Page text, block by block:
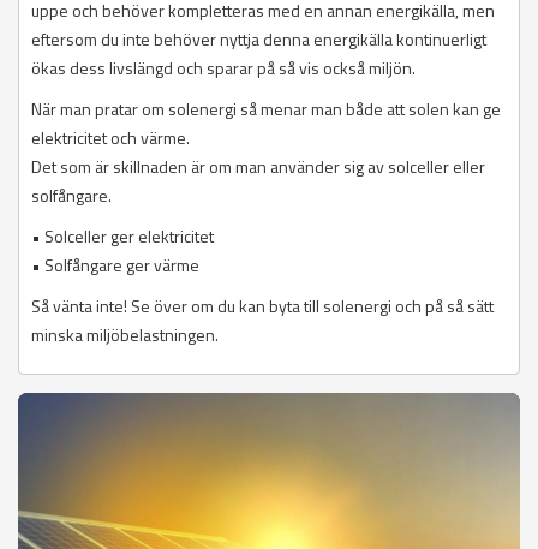
uppe och behöver kompletteras med en annan energikälla, men
eftersom du inte behöver nyttja denna energikälla kontinuerligt
ökas dess livslängd och sparar på så vis också miljön.
När man pratar om solenergi så menar man både att solen kan ge
elektricitet och värme.
Det som är skillnaden är om man använder sig av solceller eller
solfångare.
• Solceller ger elektricitet
• Solfångare ger värme
Så vänta inte! Se över om du kan byta till solenergi och på så sätt
minska miljöbelastningen.